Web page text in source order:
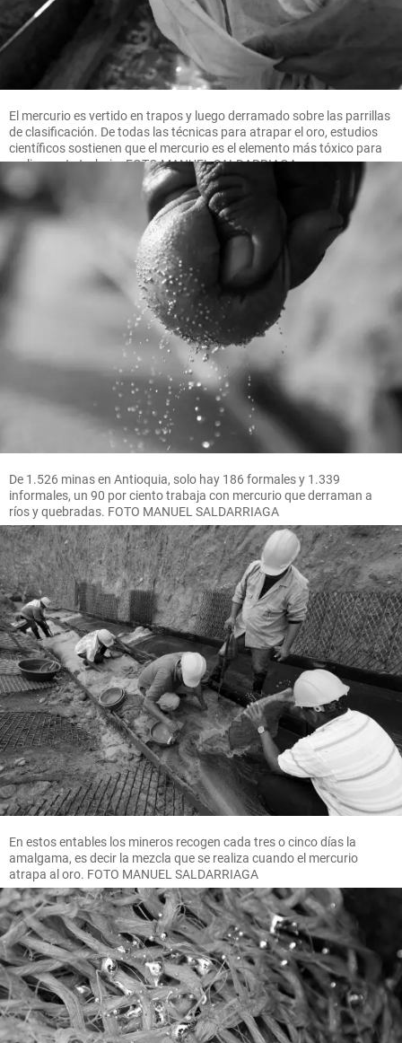
El mercurio es vertido en trapos y luego derramado sobre las parrillas
de clasificación. De todas las técnicas para atrapar el oro, estudios
científicos sostienen que el mercurio es el elemento más tóxico para
realizar este trabajo. FOTO MANUEL SALDARRIAGA
De 1.526 minas en Antioquia, solo hay 186 formales y 1.339
informales, un 90 por ciento trabaja con mercurio que derraman a
ríos y quebradas. FOTO MANUEL SALDARRIAGA
En estos entables los mineros recogen cada tres o cinco días la
amalgama, es decir la mezcla que se realiza cuando el mercurio
atrapa al oro. FOTO MANUEL SALDARRIAGA